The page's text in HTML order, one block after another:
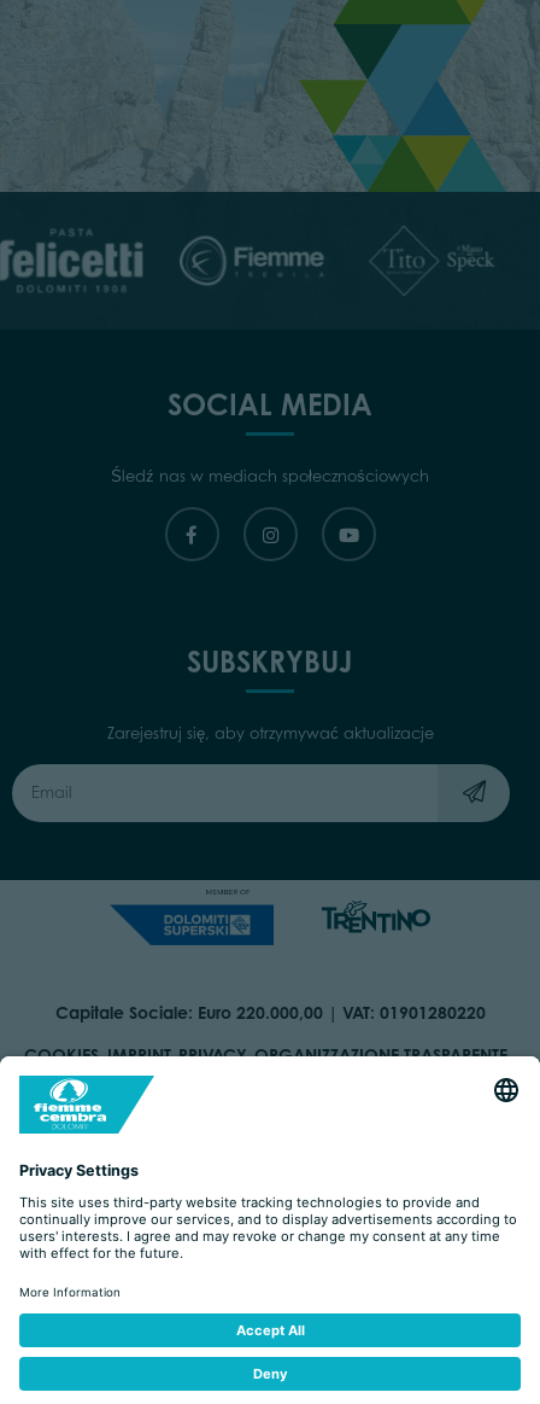
SOCIAL MEDIA
Śledź nas w mediach społecznościowych
SUBSKRYBUJ
Zarejestruj się, aby otrzymywać aktualizacje
Capitale Sociale: Euro 220.000,00 | VAT: 01901280220
COOKIES IMPRINT PRIVACY ORGANIZZAZIONE TRASPARENTE